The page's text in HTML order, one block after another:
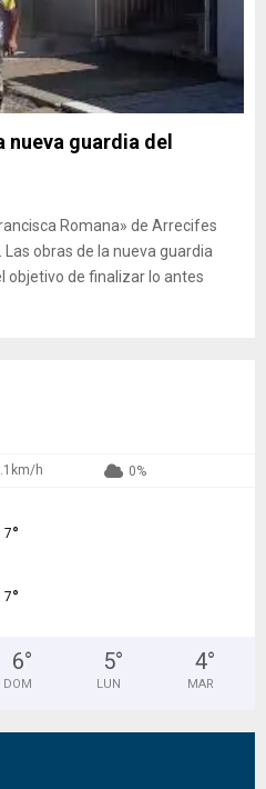
nueva guardia del
Romana» de Arrecifes
obras de la nueva guardia
objetivo de finalizar lo antes
h 0%
7°
7°
6°
DOM
5°
LUN
4°
MAR